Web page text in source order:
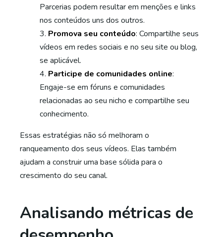
Parcerias podem resultar em menções e links
nos conteúdos uns dos outros.
Promova seu conteúdo: Compartilhe seus
vídeos em redes sociais e no seu site ou blog,
se aplicável.
Participe de comunidades online:
Engaje-se em fóruns e comunidades
relacionadas ao seu nicho e compartilhe seu
conhecimento.
Essas estratégias não só melhoram o
ranqueamento dos seus vídeos. Elas também
ajudam a construir uma base sólida para o
crescimento do seu canal.
Analisando métricas de